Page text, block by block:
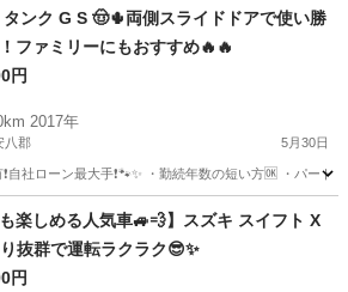
マ オトロン
タンク G S 🤠🌵両側スライドドアで使い勝
ファミリーにもおすすめ🔥🔥
円
2017年
八郡 5月30日
自社ローン最大手❗️🐾✨ ・勤続年数の短い方🆗 ・パー
タンク
も楽しめる人気車🚙💨】スズキ スイフト X
抜群で運転ラクラク😎✨
円